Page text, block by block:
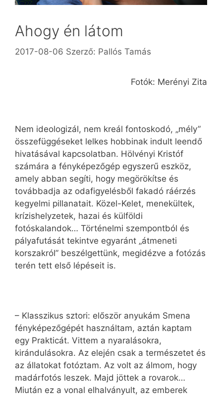
Ahogy én látom
2017-08-06 Szerző: Pallós Tamás
Fotók: Merényi Zita
Nem ideologizál, nem kreál fontoskodó, „mély”
összefüggéseket lelkes hobbinak indult leendő
hivatásával kapcsolatban. Hölvényi Kristóf
számára a fényképezőgép egyszerű eszköz,
amely abban segíti, hogy megörökítse és
továbbadja az odafigyelésből fakadó ráérzés
kegyelmi pillanatait. Közel-Kelet, menekültek,
krízishelyzetek, hazai és külföldi
fotóskalandok… Történelmi szempontból és
pályafutását tekintve egyaránt „átmeneti
korszakról” beszélgettünk, megidézve a fotózás
terén tett első lépéseit is.
– Klasszikus sztori: először anyukám Smena
fényképezőgépét használtam, aztán kaptam
egy Prakticát. Vittem a nyaralásokra,
kirándulásokra. Az elején csak a természetet és
az állatokat fotóztam. Az volt az álmom, hogy
madárfotós leszek. Majd jöttek a rovarok…
Miután ez a vonal elhalványult, az emberek